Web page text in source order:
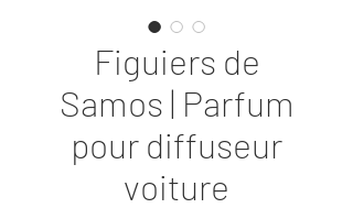
Figuiers de
Samos | Parfum
pour diffuseur
voiture